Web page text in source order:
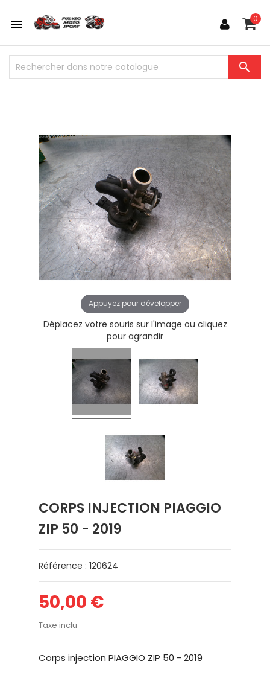
 0

Appuyez pour développer
Déplacez votre souris sur l'image ou cliquez
pour agrandir
CORPS INJECTION PIAGGIO
ZIP 50 - 2019
Référence : 120624
50,00 €
Taxe inclu
Corps injection PIAGGIO ZIP 50 - 2019